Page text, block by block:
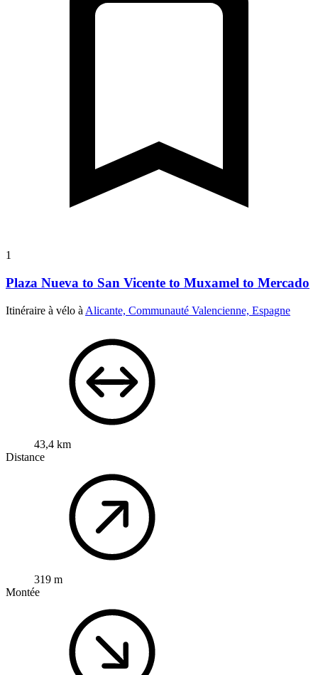
1
Plaza Nueva to San Vicente to Muxamel to Mercado
Itinéraire à vélo à Alicante, Communauté Valencienne, Espagne
43,4 km
Distance
319 m
Montée